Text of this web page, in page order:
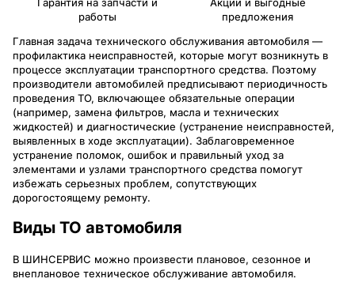
Гарантия на запчасти и
работы
Акции и выгодные
предложения
Главная задача технического обслуживания автомобиля —
профилактика неисправностей, которые могут возникнуть в
процессе эксплуатации транспортного средства. Поэтому
производители автомобилей предписывают периодичность
проведения ТО, включающее обязательные операции
(например, замена фильтров, масла и технических
жидкостей) и диагностические (устранение неисправностей,
выявленных в ходе эксплуатации). Заблаговременное
устранение поломок, ошибок и правильный уход за
элементами и узлами транспортного средства помогут
избежать серьезных проблем, сопутствующих
дорогостоящему ремонту.
Виды ТО автомобиля
В ШИНСЕРВИС можно произвести плановое, сезонное и
внеплановое техническое обслуживание автомобиля.